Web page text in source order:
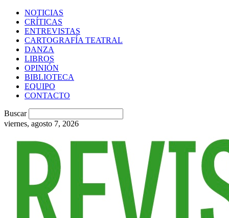
NOTICIAS
CRÍTICAS
ENTREVISTAS
CARTOGRAFÍA TEATRAL
DANZA
LIBROS
OPINIÓN
BIBLIOTECA
EQUIPO
CONTACTO
Buscar
viernes, agosto 7, 2026